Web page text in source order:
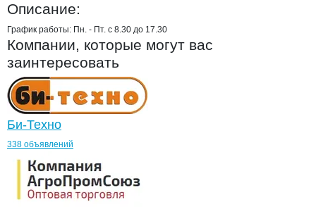
Описание:
График работы: Пн. - Пт. с 8.30 до 17.30
Компании, которые могут вас
заинтересовать
Би-Техно
338 объявлений